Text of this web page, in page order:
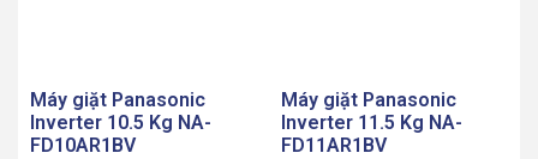
Máy giặt Panasonic
Inverter 10.5 Kg NA-
FD10AR1BV
Máy giặt Panasonic
Inverter 11.5 Kg NA-
FD11AR1BV